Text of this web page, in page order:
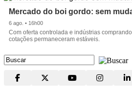
Mercado do boi gordo: sem
6 ago. • 16h00
Com oferta controlada e indústrias
cotações permaneceram estáveis.